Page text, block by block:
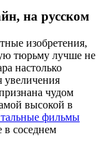
на русском
изобретения,
тюрьму лучше не
настолько
увеличения
чудом
высокой в
фильмы
в соседнем